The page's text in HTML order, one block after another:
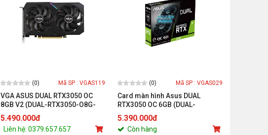
(0) Mã SP : VGAS119
VGA ASUS DUAL RTX3050 OC
8GB V2 (DUAL-RTX3050-O8G-
V2)
5.490.000đ
Liên hệ: 0379.657.657
(0) Mã SP : VGAS029
Card màn hình Asus DUAL
RTX3050 OC 6GB (DUAL-
RTX3050-O6G)
5.390.000đ
Còn hàng